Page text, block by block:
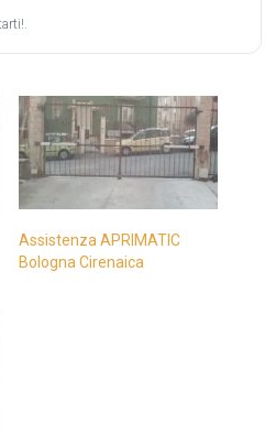
Assistenza APRIMATIC
Bologna Cirenaica